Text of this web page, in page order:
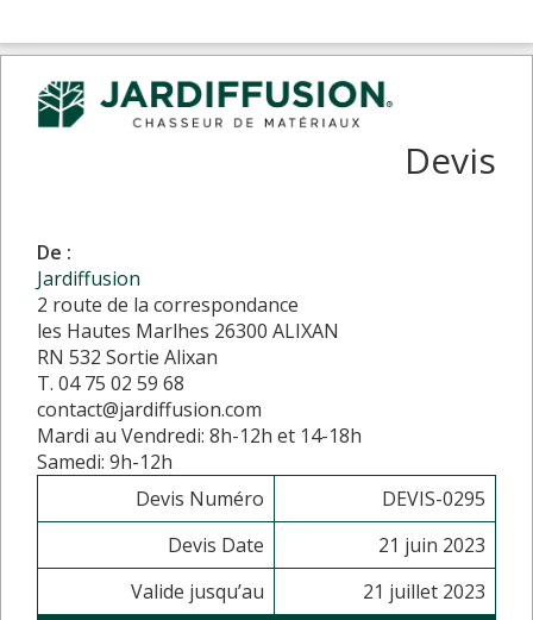
Devis
De :
Jardiffusion
2 route de la correspondance
les Hautes Marlhes 26300 ALIXAN
RN 532 Sortie Alixan
T. 04 75 02 59 68
contact@jardiffusion.com
Mardi au Vendredi: 8h-12h et 14-18h
Samedi: 9h-12h
Devis Numéro
DEVIS-0295
Devis Date
21 juin 2023
Valide jusqu’au
21 juillet 2023